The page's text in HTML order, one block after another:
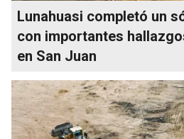
Lunahuasi completó un
con importantes
en San Juan